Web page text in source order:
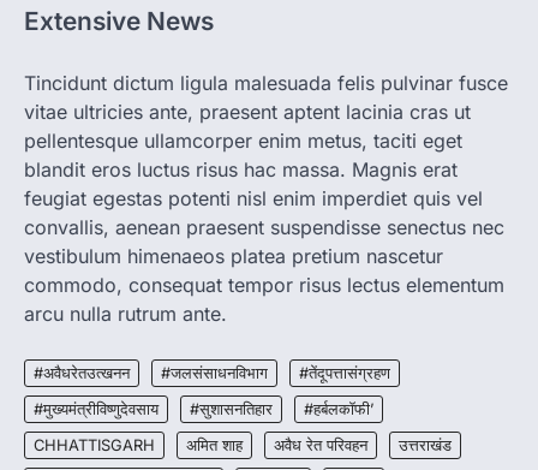
2
CHHATTISGARH
जाएगी एल्बेंडाजोल
More Khabar August 7, 2026
रायपुर। राष्ट्रीय कृमि मुक्ति दिवस भारत सरकार द्वारा
बच्चों के स्वास्थ्य सुधार के लिए वर्ष…
3
CHHATTISGARH
CG : मुख्यमंत्री विष्णुदेव साय के नेतृत्व में
छत्तीसगढ़ को बड़ी उपलब्धि
More Khabar
हरित विकास और किसानों की आय…
CHHATTISGARH
CG : पांच माह की अनुष्का को मिला नया
Extensive News
Tincidunt dictum ligula malesuada felis pulvinar fusce
vitae ultricies ante, praesent aptent lacinia cras ut
pellentesque ullamcorper enim metus, taciti eget
blandit eros luctus risus hac massa. Magnis erat
feugiat egestas potenti nisl enim imperdiet quis vel
convallis, aenean praesent suspendisse senectus nec
vestibulum himenaeos platea pretium nascetur
commodo, consequat tempor risus lectus elementum
arcu nulla rutrum ante.
#अवैधरेतउत्खनन #जलसंसाधनविभाग
#तेंदूपत्तासंग्रहण
#मुख्यमंत्रीविष्णुदेवसाय
#सुशासनतिहार
#हर्बलकॉफी’
CHHATTISGARH
अमित शाह अवैध रेत परिवहन उत्तराखंड